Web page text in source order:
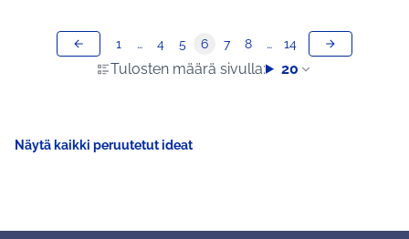
Tulosten määrä sivulla: 20
1 … 4 5 6 7 8 … 14
Näytä kaikki peruutetut ideat